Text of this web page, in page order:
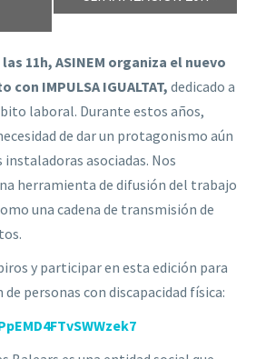
11h, ASINEM organiza el nuevo
con IMPULSA IGUALTAT, dedicado a
laboral. Durante estos años,
de dar un protagonismo aún
asociadas. Nos
herramienta de difusión del trabajo
una cadena de transmisión de
y participar en esta edición para
personas con discapacidad física: